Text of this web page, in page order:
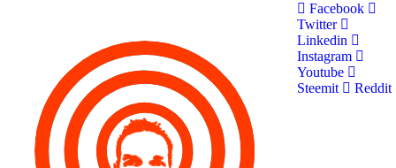
Facebook
Twitter
Linkedin
Instagram
Youtube
Steemit
Reddit